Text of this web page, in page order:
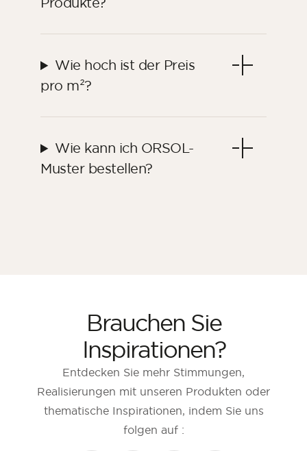
Wie hoch ist der Preis
pro m²?
Wie kann ich ORSOL-
Muster bestellen?
Brauchen Sie
Inspirationen?
Entdecken Sie mehr Stimmungen,
Realisierungen mit unseren Produkten oder
thematische Inspirationen, indem Sie uns
folgen auf :